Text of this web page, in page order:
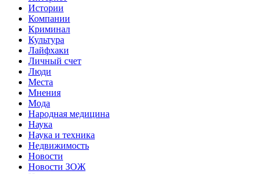
Истории
Компании
Криминал
Культура
Лайфхаки
Личный счет
Люди
Места
Мнения
Мода
Народная медицина
Наука
Наука и техника
Недвижимость
Новости
Новости ЗОЖ